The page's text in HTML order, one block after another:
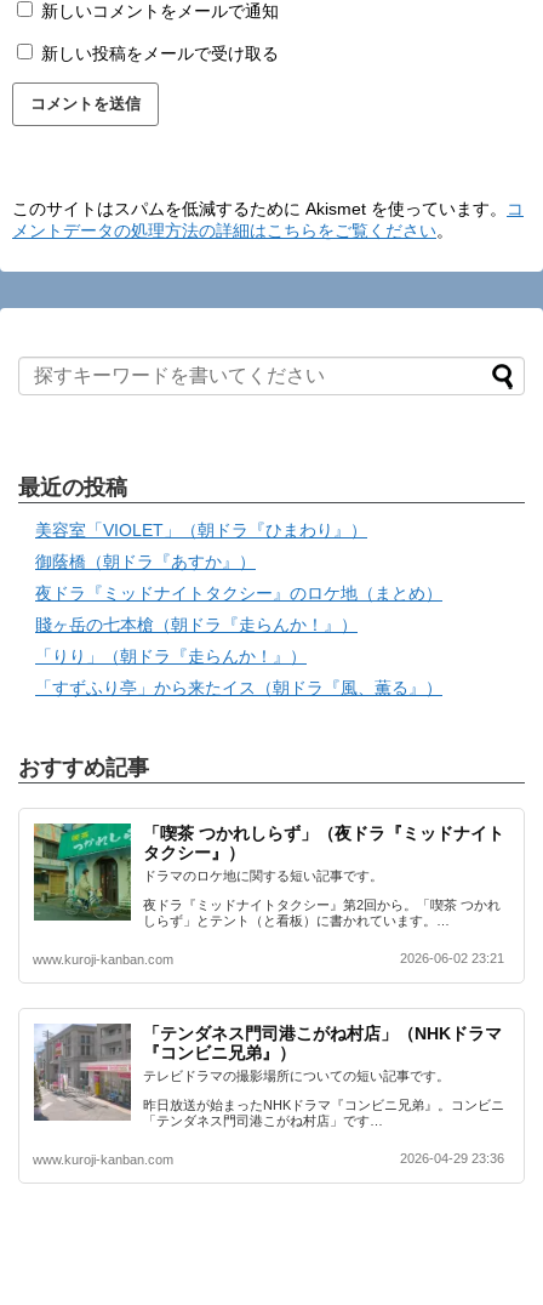
新しいコメントをメールで通知
新しい投稿をメールで受け取る
このサイトはスパムを低減するために Akismet を使っています。
コ
メントデータの処理方法の詳細はこちらをご覧ください。
最近の投稿
美容室「VIOLET」（朝ドラ『ひまわり』）
御蔭橋（朝ドラ『あすか』）
夜ドラ『ミッドナイトタクシー』のロケ地（まとめ）
賤ヶ岳の七本槍（朝ドラ『走らんか！』）
「りり」（朝ドラ『走らんか！』）
「すずふり亭」から来たイス（朝ドラ『風、薫る』）
おすすめ記事
「喫茶 つかれしらず」（夜ドラ『ミッドナイト
タクシー』）
ドラマのロケ地に関する短い記事です。
夜ドラ『ミッドナイトタクシー』第2回から。「喫茶 つかれ
しらず」とテント（と看板）に書かれています。…
www.kuroji-kanban.com 2026-06-02 23:21
「テンダネス門司港こがね村店」（NHKドラマ
『コンビニ兄弟』）
テレビドラマの撮影場所についての短い記事です。
昨日放送が始まったNHKドラマ『コンビニ兄弟』。コンビニ
「テンダネス門司港こがね村店」です…
www.kuroji-kanban.com 2026-04-29 23:36